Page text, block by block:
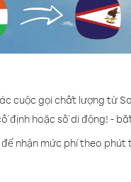
cuộc gọi chất lượng từ
định hoặc số di động! -
nhận mức phí theo